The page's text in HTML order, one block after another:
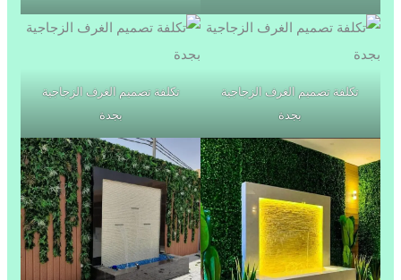
تكلفة تصميم الغرف الزجاجية
بجدة
تكلفة تصميم الغرف الزجاجية
بجدة